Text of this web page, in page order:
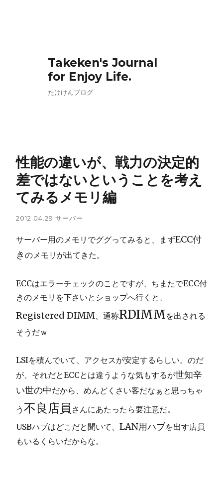
Takeken's Journal
for Enjoy Life.
たけけんブログ
性能の違いが、戦力の決定的
差ではないということを考え
てみるメモリ編
2012.04.29 サーバー
サーバー用のメモリでググってみると、まずECC付
き のメモリが出てきた。
ECCはエラーチェックのことですが、ちまたでECC付
きのメモリを下さいとショップへ行くと、
Registered DIMM 、通称RDIMMを出される
そうだｗ
LSIを積んでいて、アクセスが安定するらしい。のだ
が、それだとECCとは違うような気もするが世知辛
い世の中だから、めんどくさい客だなぁと思っちゃ
う 不良店員 さんにあたったら要注意だ。
USBハブはどこだと聞いて、 LAN用ハブを出す店員
もいるくらいだからな。